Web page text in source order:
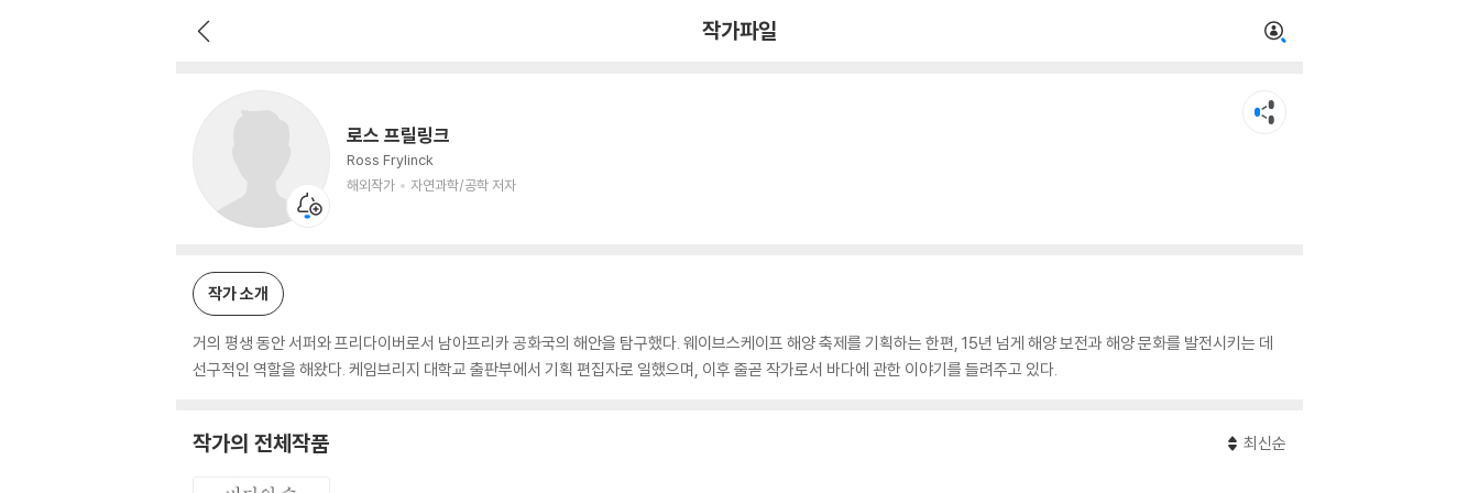
작가파일
로스 프릴링크
Ross Frylinck
해외작가
자연과학/공학 저자
작가 소개
거의 평생 동안 서퍼와 프리다이버로서 남아프리카 공화국의 해안을 탐구했다. 웨이브스케이프 해양 축제를 기획하는 한편, 15년 넘게 해양 보전과 해양 문화를 발전시키는 데
선구적인 역할을 해왔다. 케임브리지 대학교 출판부에서 기획 편집자로 일했으며, 이후 줄곧 작가로서 바다에 관한 이야기를 들려주고 있다.
작가의 전체작품 최신순